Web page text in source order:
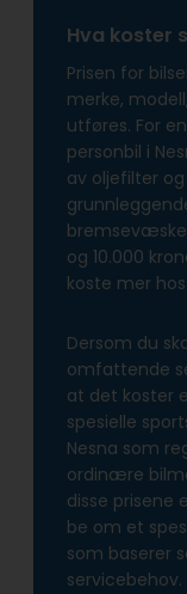
Hva koster
Prisen for
merke,
utføres. For
personbil i
av oljefilter
og 10.000
koste mer
Dersom du
omfattende
at det koster
spesielle
Nesna som
ordinære
disse prisene
be om et
som baserer
servicebehov.